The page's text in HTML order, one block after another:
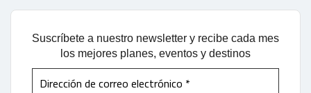
Suscríbete a nuestro newsletter y recibe cada mes
los mejores planes, eventos y destinos